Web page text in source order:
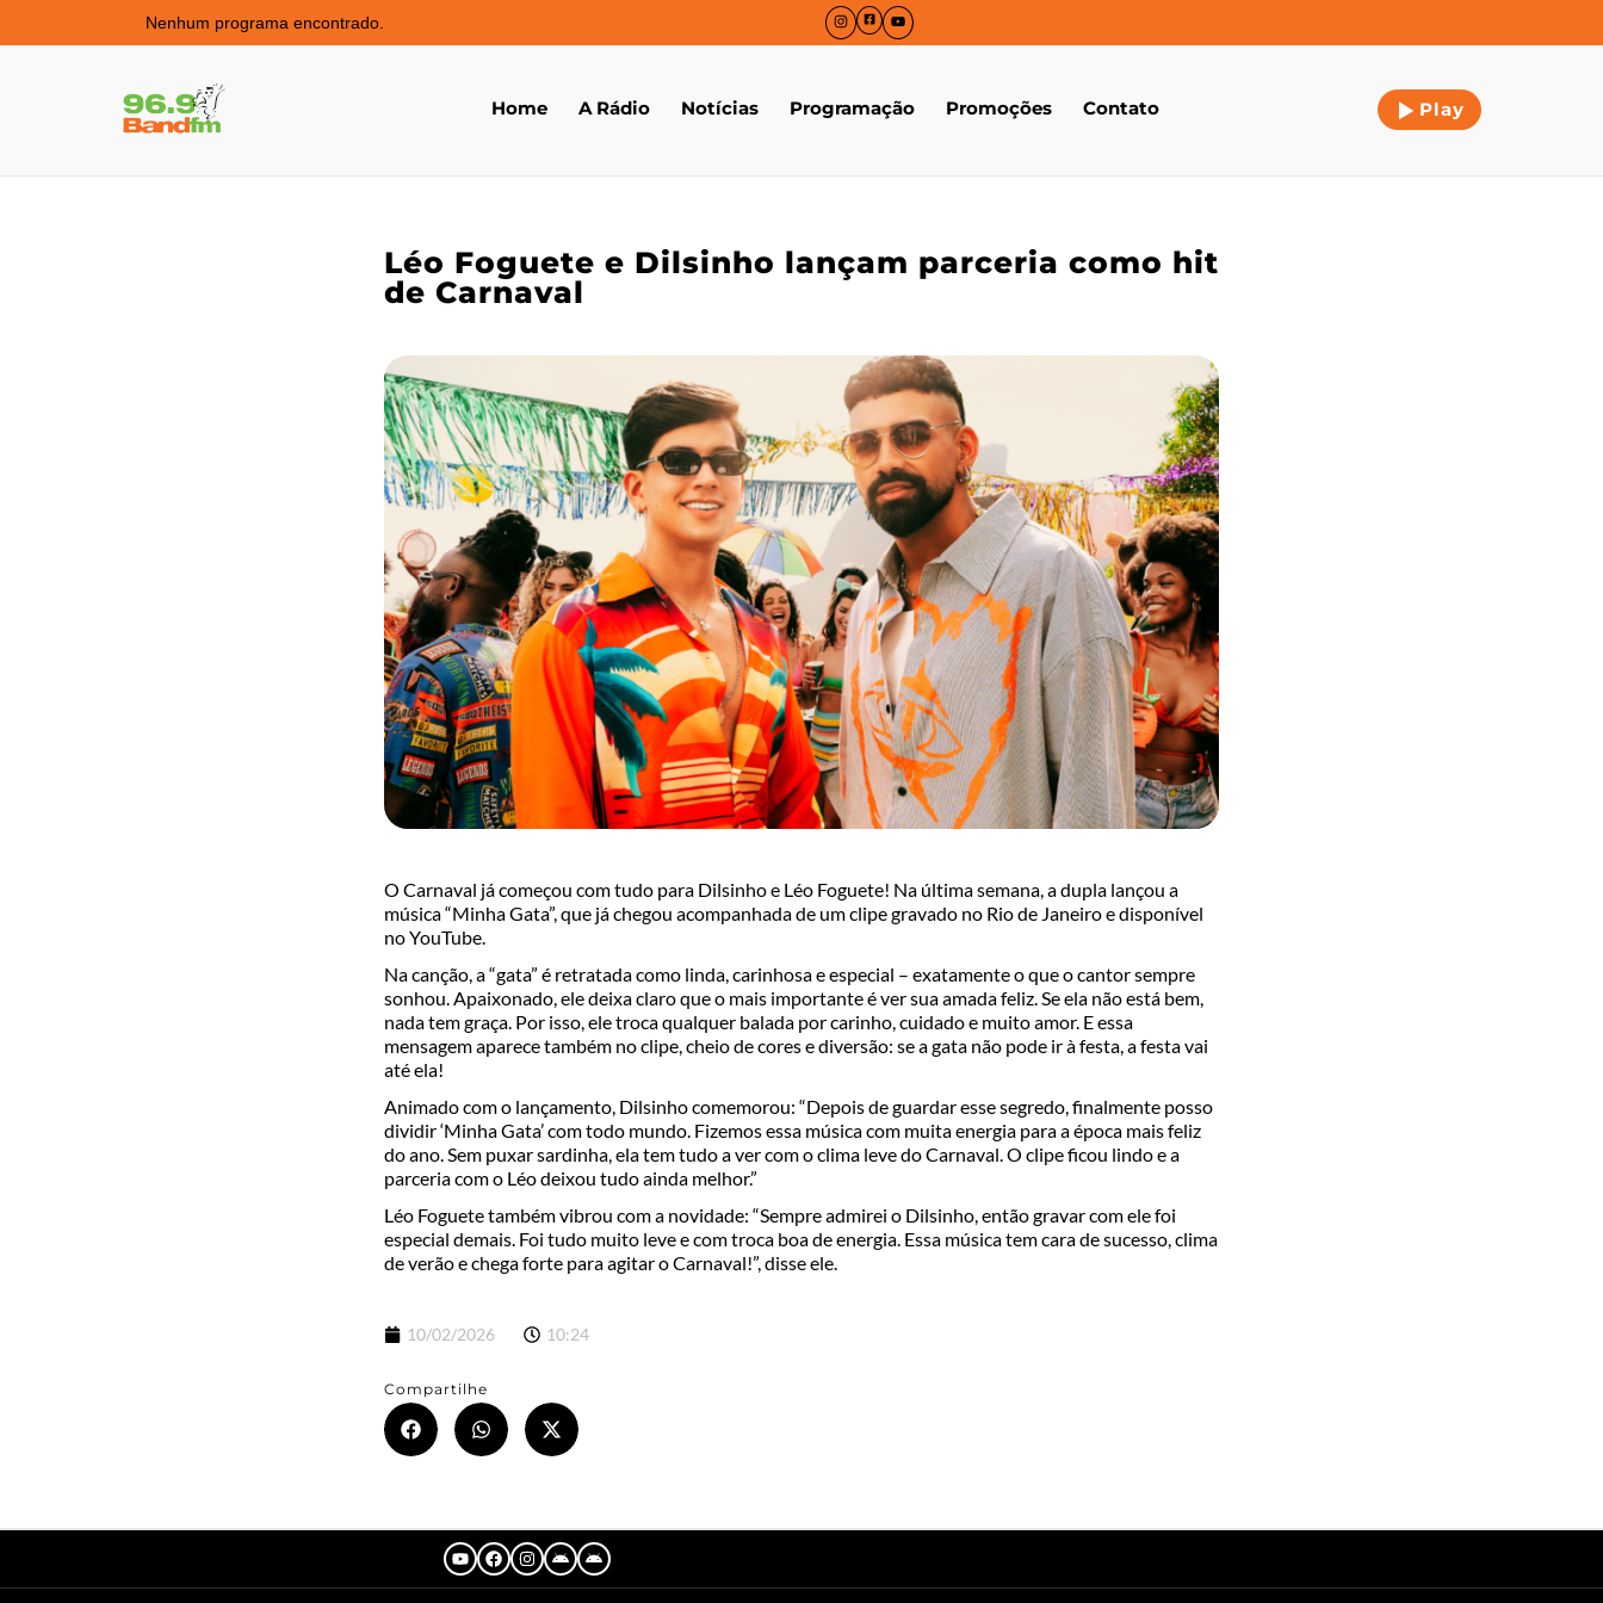
Nenhum programa encontrado.
Home A Rádio Notícias Programação Promoções Contato Play
Léo Foguete e Dilsinho lançam parceria como hit
de Carnaval
O Carnaval já começou com tudo para Dilsinho e Léo Foguete! Na última semana, a dupla lançou a
música “Minha Gata”, que já chegou acompanhada de um clipe gravado no Rio de Janeiro e disponível
no YouTube.
Na canção, a “gata” é retratada como linda, carinhosa e especial – exatamente o que o cantor sempre
sonhou. Apaixonado, ele deixa claro que o mais importante é ver sua amada feliz. Se ela não está bem,
nada tem graça. Por isso, ele troca qualquer balada por carinho, cuidado e muito amor. E essa
mensagem aparece também no clipe, cheio de cores e diversão: se a gata não pode ir à festa, a festa vai
até ela!
Animado com o lançamento, Dilsinho comemorou: “Depois de guardar esse segredo, finalmente posso
dividir ‘Minha Gata’ com todo mundo. Fizemos essa música com muita energia para a época mais feliz
do ano. Sem puxar sardinha, ela tem tudo a ver com o clima leve do Carnaval. O clipe ficou lindo e a
parceria com o Léo deixou tudo ainda melhor.”
Léo Foguete também vibrou com a novidade: “Sempre admirei o Dilsinho, então gravar com ele foi
especial demais. Foi tudo muito leve e com troca boa de energia. Essa música tem cara de sucesso, clima
de verão e chega forte para agitar o Carnaval!”, disse ele.
10/02/2026 10:24
Compartilhe